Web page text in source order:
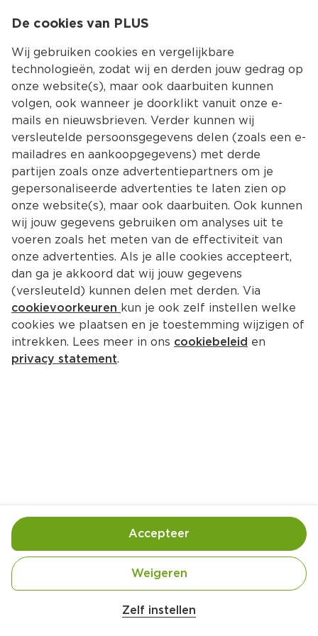
Kies jouw
Terug Producten
Melkan Griekse stijl aardbei
Emmer 1000 g
Handige informatie over dit product
De cookies van PLUS
Wij gebruiken cookies en vergelijkbare
technologieën, zodat wij en derden jouw gedrag op
onze website(s), maar ook daarbuiten kunnen
volgen, ook wanneer je doorklikt vanuit onze e-
mails en nieuwsbrieven. Verder kunnen wij
versleutelde persoonsgegevens delen (zoals een e-
mailadres en aankoopgegevens) met derde
partijen zoals onze advertentiepartners om je
gepersonaliseerde advertenties te laten zien op
onze website(s), maar ook daarbuiten. Ook kunnen
wij jouw gegevens gebruiken om analyses uit te
voeren zoals het meten van de effectiviteit van
onze advertenties. Als je alle cookies accepteert,
dan ga je akkoord dat wij jouw gegevens
(versleuteld) kunnen delen met derden. Via
cookievoorkeuren kun je ook zelf instellen welke
cookies we plaatsen en je toestemming wijzigen of
intrekken. Lees meer in ons cookiebeleid en
privacy statement.
Zelf instellen
Weigeren
Accepteer